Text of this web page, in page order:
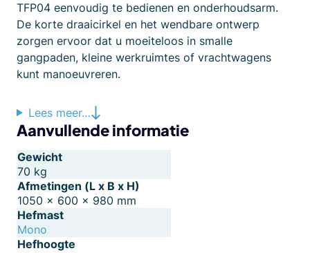
TFP04 eenvoudig te bedienen en onderhoudsarm.
De korte draaicirkel en het wendbare ontwerp
zorgen ervoor dat u moeiteloos in smalle
gangpaden, kleine werkruimtes of vrachtwagens
kunt manoeuvreren.
Lees meer…
Aanvullende informatie
Gewicht
70 kg
Afmetingen (L x B x H)
1050 × 600 × 980 mm
Hefmast
Mono
Hefhoogte